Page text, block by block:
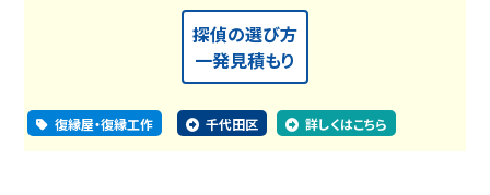
探偵の選び方
一発見積もり
復縁屋・復縁工作 千代田区 詳しくはこちら